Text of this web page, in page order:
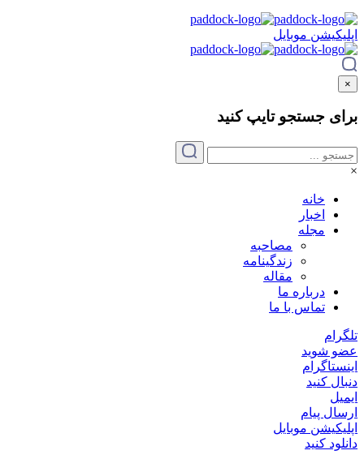
اپلیکیشن موبایل
×
برای جستجو تایپکنید
×
خانه
اخبار
مجله
مصاحبه
زندگینامه
مقاله
درباره ما
تماس با ما
تلگرام
عضو شوید
اینستاگرام
دنبال کنید
ایمیل
ارسال پیام
اپلیکیشن موبایل
دانلود کنید